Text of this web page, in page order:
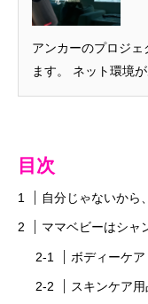
アンカーのプロジ
ます。 ネット環境
目次
自分じゃないから
ママベビーはシャ
ボディーケ
スキンケア用